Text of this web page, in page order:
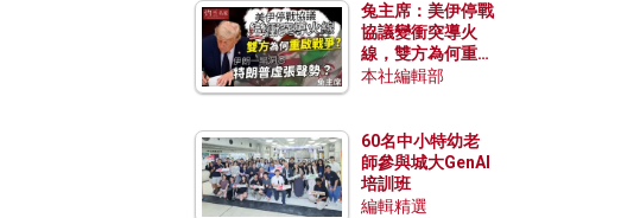
兔主席：美伊停戰
協議變衝突導火
線，雙方為何重啟
戰爭？伊朗一早洞
本社編輯部
60名中小特幼老
師參與城大GenAI
培訓班
編輯精選